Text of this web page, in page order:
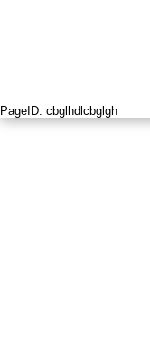
PageID: cbglhdlcbglgh